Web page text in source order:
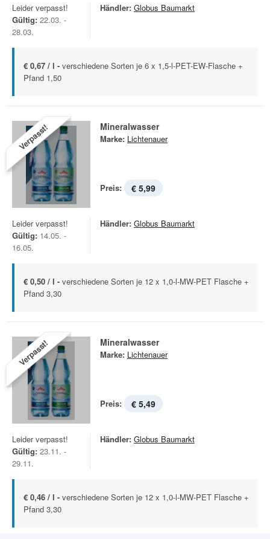
Leider verpasst!
Gültig: 22.03. -
28.03.
Händler: Globus Baumarkt
€ 0,67 / l - verschiedene Sorten je 6 x 1,5-l-PET-EW-Flasche +
Pfand 1,50
Verpasst! Mineralwasser
Marke: Lichtenauer
Preis: € 5,99
Leider verpasst!
Gültig: 14.05. -
16.05.
Händler: Globus Baumarkt
€ 0,50 / l - verschiedene Sorten je 12 x 1,0-l-MW-PET Flasche +
Pfand 3,30
Verpasst! Mineralwasser
Marke: Lichtenauer
Preis: € 5,49
Leider verpasst!
Gültig: 23.11. -
29.11.
Händler: Globus Baumarkt
€ 0,46 / l - verschiedene Sorten je 12 x 1,0-l-MW-PET Flasche +
Pfand 3,30